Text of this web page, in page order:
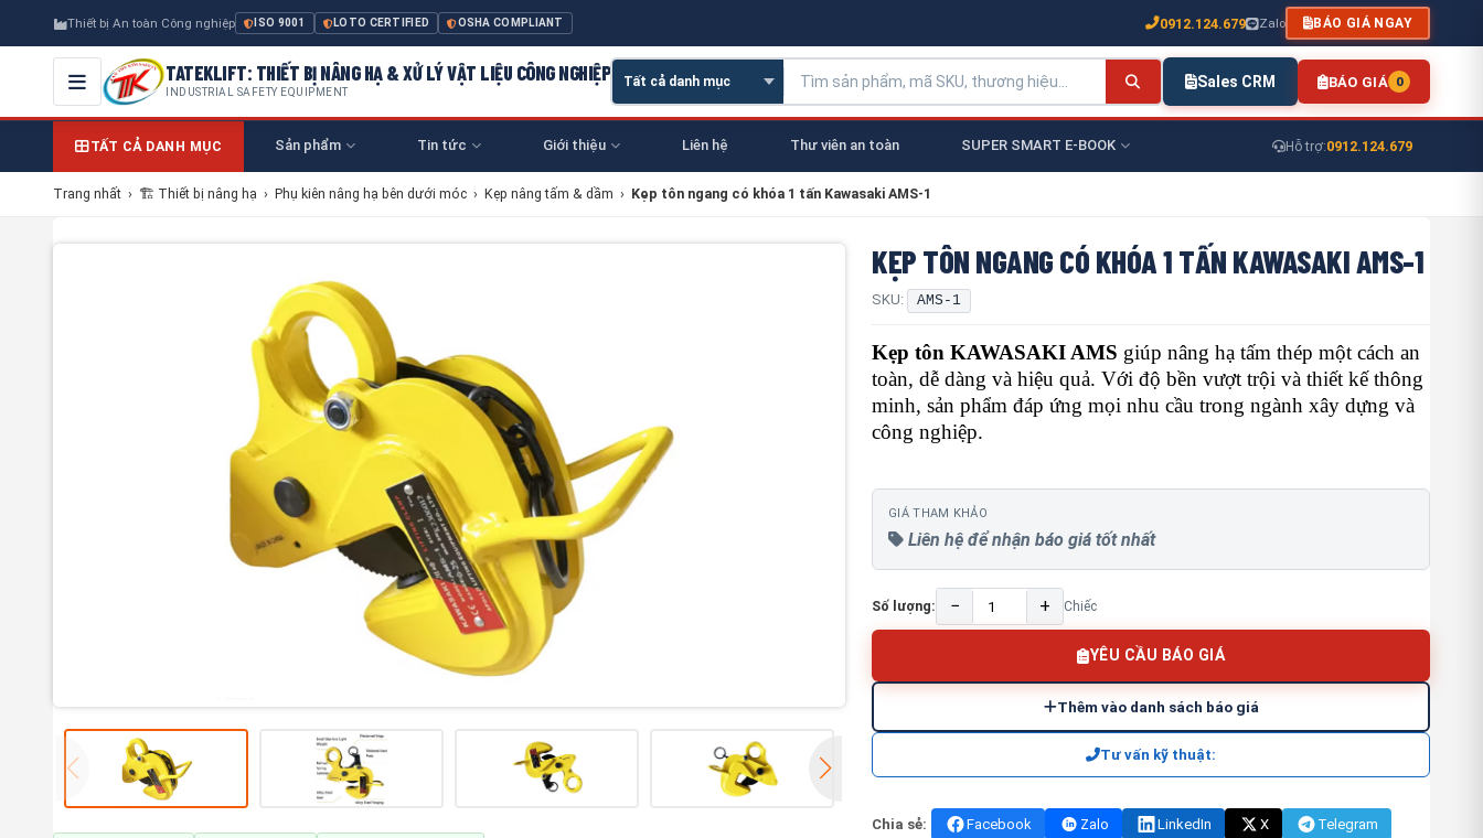
Thiết bị An toàn Công nghiệp ISO 9001 LOTO CERTIFIED OSHA COMPLIANT 0912.124.679 Zalo BÁO GIÁ NGAY
TATEKLIFT: THIẾT BỊ NÂNG HẠ & XỬ LÝ VẬT LIỆU CÔNG NGHIỆP
INDUSTRIAL SAFETY EQUIPMENT
Sales CRM BÁO GIÁ 0
TẤT CẢ DANH MỤC Sản phẩm Tin tức Giới thiệu Liên hệ Thư viên an toàn SUPER SMART E-BOOK Hỗ trợ:0912.124.679
Trang nhất › 🏗 Thiết bị nâng hạ › Phụ kiên nâng hạ bên dưới móc › Kẹp nâng tấm & dầm › Kẹp tôn ngang có khóa 1 tấn Kawasaki AMS-1
KẸP TÔN NGANG CÓ KHÓA 1 TẤN KAWASAKI AMS-1
SKU: AMS-1
Kẹp tôn KAWASAKI AMS giúp nâng hạ tấm thép một cách an
toàn, dễ dàng và hiệu quả. Với độ bền vượt trội và thiết kế thông
minh, sản phẩm đáp ứng mọi nhu cầu trong ngành xây dựng và
công nghiệp.
GIÁ THAM KHẢO
Liên hệ để nhận báo giá tốt nhất
Số lượng: − + Chiếc
YÊU CẦU BÁO GIÁ
Thêm vào danh sách báo giá
Tư vấn kỹ thuật:
Chia sẻ: Facebook Zalo LinkedIn X Telegram